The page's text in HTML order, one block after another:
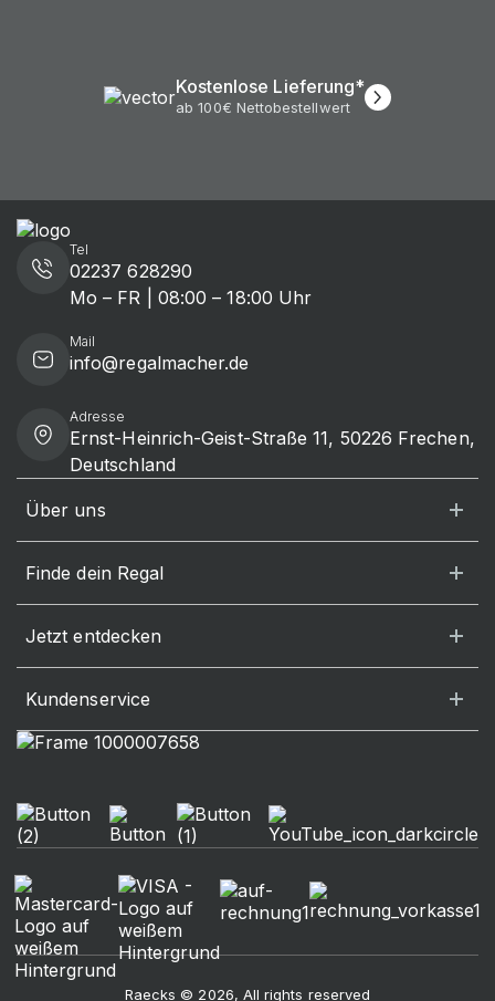
Kostenlose Lieferung*
ab 100€ Nettobestellwert
Tel
02237 628290
Mo – FR | 08:00 – 18:00 Uhr
Mail
info@regalmacher.de
Adresse
Ernst-Heinrich-Geist-Straße 11, 50226 Frechen,
Deutschland
Über uns
Finde dein Regal
Jetzt entdecken
Kundenservice
Raecks © 2026, All rights reserved